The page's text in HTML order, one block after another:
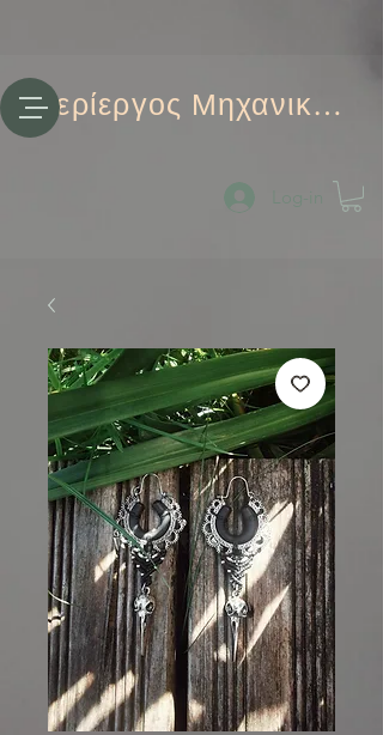
Περίεργος Μηχανικός
Log-in